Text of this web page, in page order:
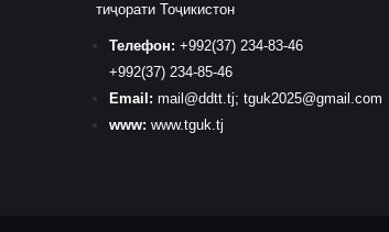
тиҷорати Тоҷикистон
Телефон: +992(37) 234-83-46
+992(37) 234-85-46
Email: mail @ddtt.tj; tguk2025@gmail.com
www: www.tguk.tj